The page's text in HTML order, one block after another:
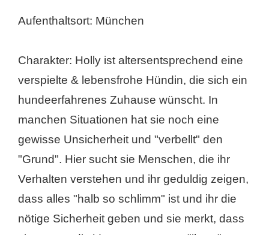
Aufenthaltsort: München
Charakter: Holly ist altersentsprechend eine
verspielte & lebensfrohe Hündin, die sich ein
hundeerfahrenes Zuhause wünscht. In
manchen Situationen hat sie noch eine
gewisse Unsicherheit und "verbellt" den
"Grund". Hier sucht sie Menschen, die ihr
Verhalten verstehen und ihr geduldig zeigen,
dass alles "halb so schlimm" ist und ihr die
nötige Sicherheit geben und sie merkt, dass